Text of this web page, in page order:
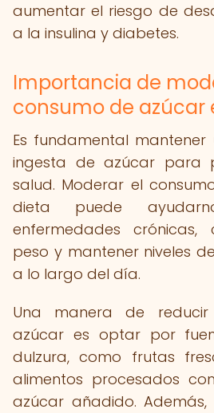
aumentar el riesgo de
a la insulina y diabetes.
Importancia de
consumo de azúcar
Es fundamental mantener
ingesta de azúcar para
salud. Moderar el
dieta puede
enfermedades crónicas,
peso y mantener niveles
a lo largo del día.
Una manera de
azúcar es optar por
dulzura, como frutas
alimentos procesados
azúcar añadido.